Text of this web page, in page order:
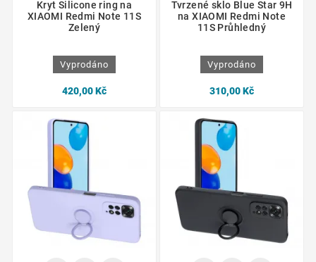
Kryt Silicone ring na
XIAOMI Redmi Note 11S
Zelený
Vyprodáno
420,00 Kč
Tvrzené sklo Blue Star 9H
na XIAOMI Redmi Note
11S Průhledný
Vyprodáno
310,00 Kč